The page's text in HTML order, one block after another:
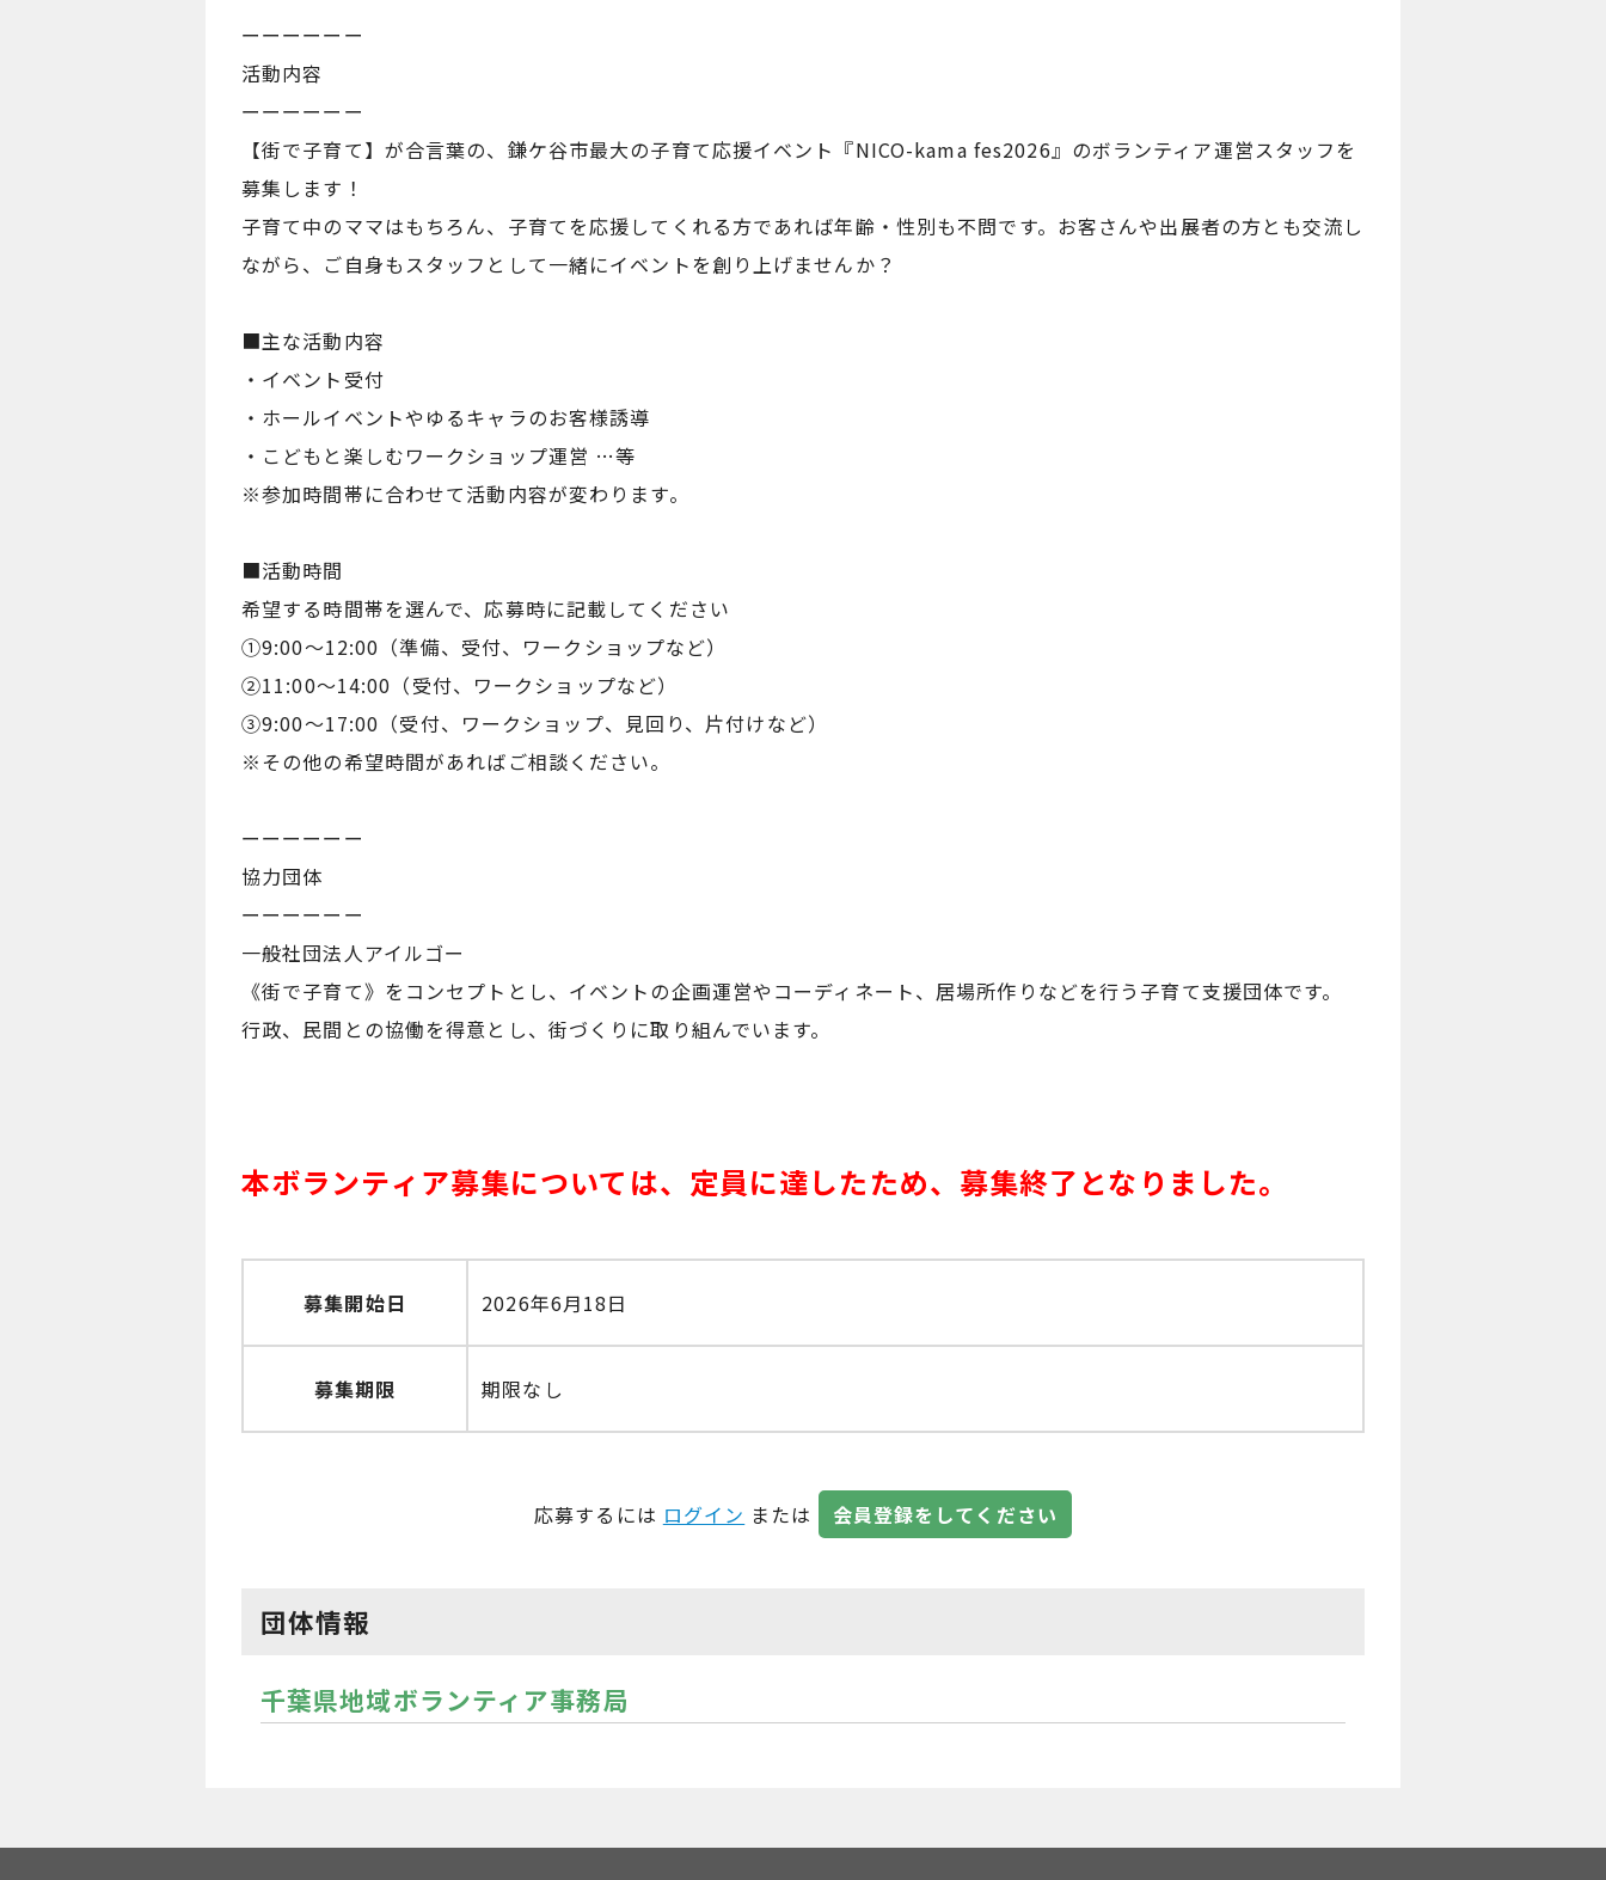
ーーーーーー
活動内容
ーーーーーー
【街で子育て】が合言葉の、鎌ケ谷市最大の子育て応援イベント『NICO-kama fes2026』のボランティア運営スタッフを
募集します！
子育て中のママはもちろん、子育てを応援してくれる方であれば年齢・性別も不問です。お客さんや出展者の方とも交流し
ながら、ご自身もスタッフとして一緒にイベントを創り上げませんか？
■主な活動内容
・イベント受付
・ホールイベントやゆるキャラのお客様誘導
・こどもと楽しむワークショップ運営 …等
※参加時間帯に合わせて活動内容が変わります。
■活動時間
希望する時間帯を選んで、応募時に記載してください
①9:00～12:00（準備、受付、ワークショップなど）
②11:00～14:00（受付、ワークショップなど）
③9:00～17:00（受付、ワークショップ、見回り、片付けなど）
※その他の希望時間があればご相談ください。
ーーーーーー
協力団体
ーーーーーー
一般社団法人アイルゴー
《街で子育て》をコンセプトとし、イベントの企画運営やコーディネート、居場所作りなどを行う子育て支援団体です。
行政、民間との協働を得意とし、街づくりに取り組んでいます。
本ボランティア募集については、定員に達したため、募集終了となりました。
募集開始日 2026年6月18日
募集期限 期限なし
応募するには ログイン または 会員登録をしてください
団体情報
千葉県地域ボランティア事務局